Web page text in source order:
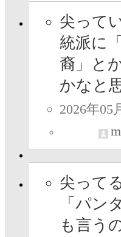
尖って
統派に
裔」と
かなと
2026年05
尖って
「パン
も言う